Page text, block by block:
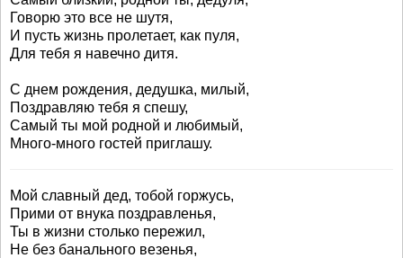
Говорю это все не шутя,
И пусть жизнь пролетает, как пуля,
Для тебя я навечно дитя.
С днем рождения, дедушка, милый,
Поздравляю тебя я спешу,
Самый ты мой родной и любимый,
Много-много гостей приглашу.
Мой славный дед, тобой горжусь,
Прими от внука поздравленья,
Ты в жизни столько пережил,
Не без банального везенья,